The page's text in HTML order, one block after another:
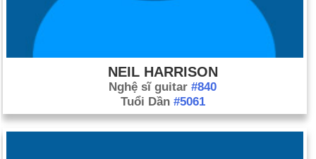
NEIL HARRISON
Nghệ sĩ guitar #840
Tuổi Dần #5061